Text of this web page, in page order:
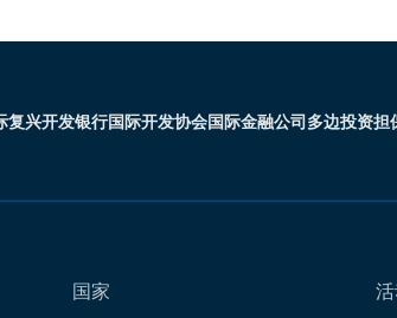
复兴开发银行国际开发协会国际金融公司多边投资担
国家